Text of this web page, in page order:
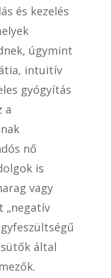
és kezelés
úgymint
intuitív
gyógyítás
a
nő
is
vagy
„negatív
által